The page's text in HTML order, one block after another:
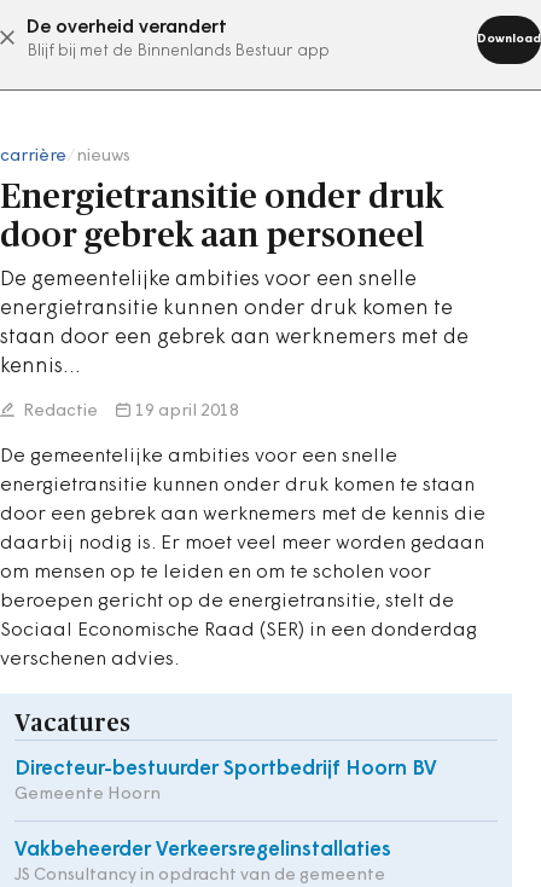
De overheid verandert
Blijf bij met de Binnenlands Bestuur app
Download
abonneer nu
carrière nieuws
Energietransitie onder druk
door gebrek aan personeel
De gemeentelijke ambities voor een snelle
energietransitie kunnen onder druk komen te
staan door een gebrek aan werknemers met de
kennis…
Redactie 19 april 2018
De gemeentelijke ambities voor een snelle
energietransitie kunnen onder druk komen te staan
door een gebrek aan werknemers met de kennis die
daarbij nodig is. Er moet veel meer worden gedaan
om mensen op te leiden en om te scholen voor
beroepen gericht op de energietransitie, stelt de
Sociaal Economische Raad (SER) in een donderdag
verschenen advies.
Vacatures
Directeur-bestuurder Sportbedrijf Hoorn BV
Gemeente Hoorn
Vakbeheerder Verkeersregelinstallaties
JS Consultancy in opdracht van de gemeente